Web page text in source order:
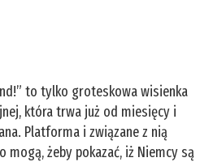
to tylko groteskowa wisienka
która trwa już od miesięcy i
Platforma i związane z nią
żeby pokazać, iż Niemcy są